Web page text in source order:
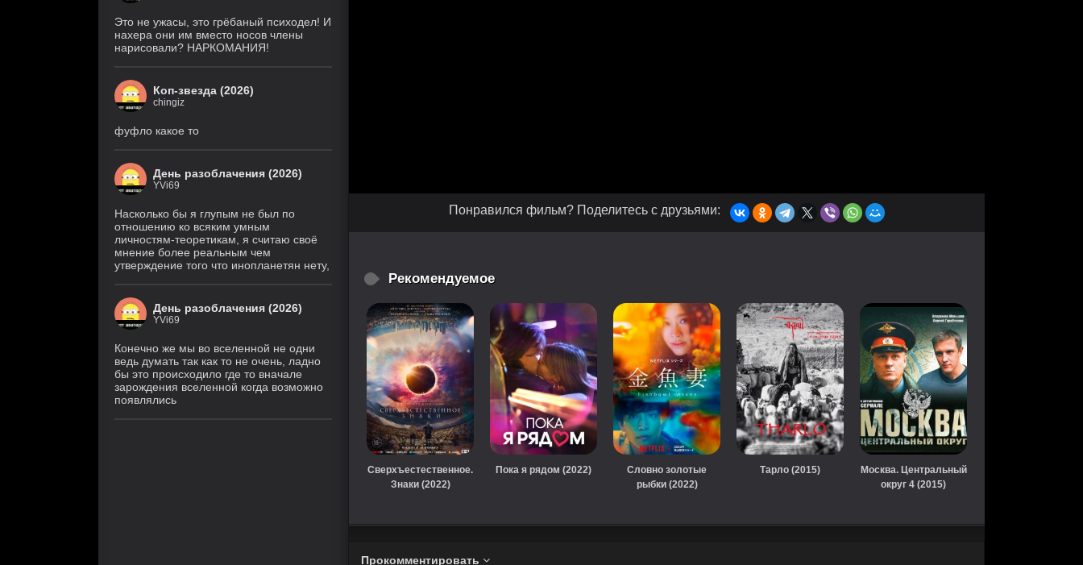
Понравился фильм? Поделитесь с друзьями:
Рекомендуемое
Сверхъестественное.
Знаки (2022)
Пока я рядом (2022)
Словно золотые
рыбки (2022)
Тарло (2015)
Москва. Центральный
округ 4 (2015)
Прокомментировать
Это не ужасы, это грёбаный психодел! И
нахера они им вместо носов члены
нарисовали? НАРКОМАНИЯ!
Коп-звезда (2026)
chingiz
фуфло какое то
День разоблачения (2026)
YVi69
Насколько бы я глупым не был по
отношению ко всяким умным
личностям-теоретикам, я считаю своё
мнение более реальным чем
утверждение того что инопланетян нету,
День разоблачения (2026)
YVi69
Конечно же мы во вселенной не одни
ведь думать так как то не очень, ладно
бы это происходило где то вначале
зарождения вселенной когда возможно
появлялись